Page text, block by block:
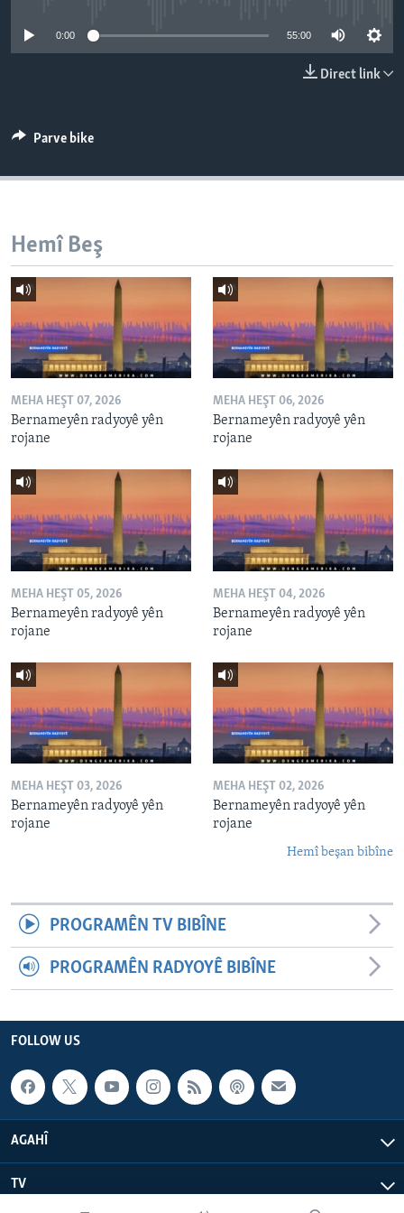
SERNIVÎS
Learning English
FOLLOW US
Zimanên Din
0:00 55:00
Direct link
Parve bike
Hemî Beş
MEHA HEŞT 07, 2026
Bernameyên radyoyê yên
rojane
MEHA HEŞT 06, 2026
Bernameyên radyoyê yên
rojane
MEHA HEŞT 05, 2026
Bernameyên radyoyê yên
rojane
MEHA HEŞT 04, 2026
Bernameyên radyoyê yên
rojane
MEHA HEŞT 03, 2026
Bernameyên radyoyê yên
rojane
MEHA HEŞT 02, 2026
Bernameyên radyoyê yên
rojane
Hemî beşan bibîne
PROGRAMÊN TV BIBÎNE
PROGRAMÊN RADYOYÊ BIBÎNE
FOLLOW US
AGAHÎ
TV